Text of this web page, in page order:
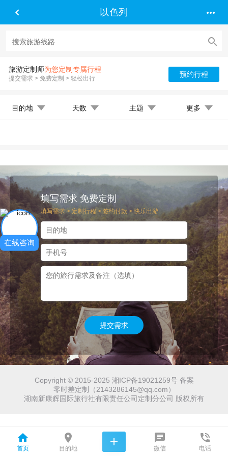
 以色列 

旅游定制师为您定制专属行程
提交需求 > 免费定制 > 轻松出行 预约行程
目的地 天数 主题 更多
填写需求 免费定制
填写需求 > 定制行程 > 签约付款 > 快乐出游
提交需求
Copyright © 2015-2025 湘ICP备19021259号 备案
零时差定制（2143286145@qq.com）
湖南新康辉国际旅行社有限责任公司定制分公司 版权所有

首页

目的地
 
微信

电话
在线咨询